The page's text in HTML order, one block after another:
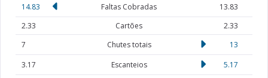
14.83
Faltas Cobradas
13.83
2.33
Cartões
2.33
7
Chutes totais
13
3.17
Escanteios
5.17